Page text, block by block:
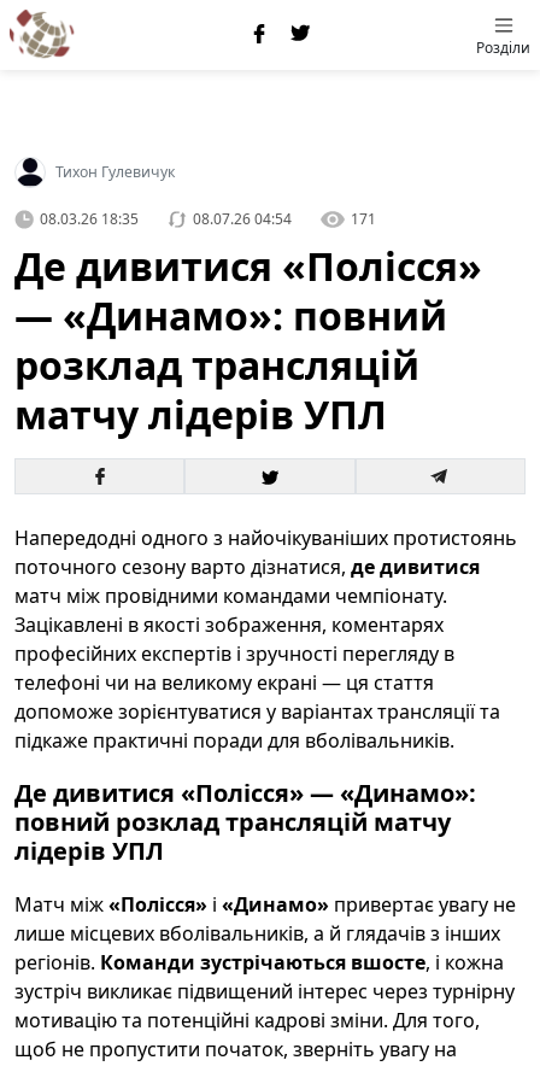
Розділи
Тихон Гулевичук
08.03.26 18:35 08.07.26 04:54 171
Де дивитися «Полісся»
— «Динамо»: повний
розклад трансляцій
матчу лідерів УПЛ
Напередодні одного з найочікуваніших протистоянь
поточного сезону варто дізнатися, де дивитися
матч між провідними командами чемпіонату.
Зацікавлені в якості зображення, коментарях
професійних експертів і зручності перегляду в
телефоні чи на великому екрані — ця стаття
допоможе зорієнтуватися у варіантах трансляції та
підкаже практичні поради для вболівальників.
Де дивитися «Полісся» — «Динамо»:
повний розклад трансляцій матчу
лідерів УПЛ
Матч між«Полісся» і «Динамо» привертає увагу не
лише місцевих вболівальників, а й глядачів з інших
регіонів. Команди зустрічаються вшосте, і кожна
зустріч викликає підвищений інтерес через турнірну
мотивацію та потенційні кадрові зміни. Для того,
щоб не пропустити початок, зверніть увагу на